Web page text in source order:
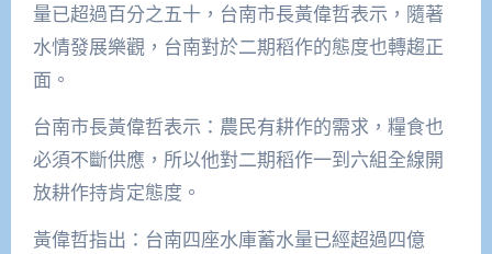
量已超過百分之五十，台南市長黃偉哲表示，隨著
水情發展樂觀，台南對於二期稻作的態度也轉趨正
面。
台南市長黃偉哲表示：農民有耕作的需求，糧食也
必須不斷供應，所以他對二期稻作一到六組全線開
放耕作持肯定態度。
黃偉哲指出：台南四座水庫蓄水量已經超過四億